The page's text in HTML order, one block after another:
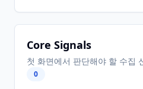
Core Signals
첫 화면에서 판단해야 할 수집
0